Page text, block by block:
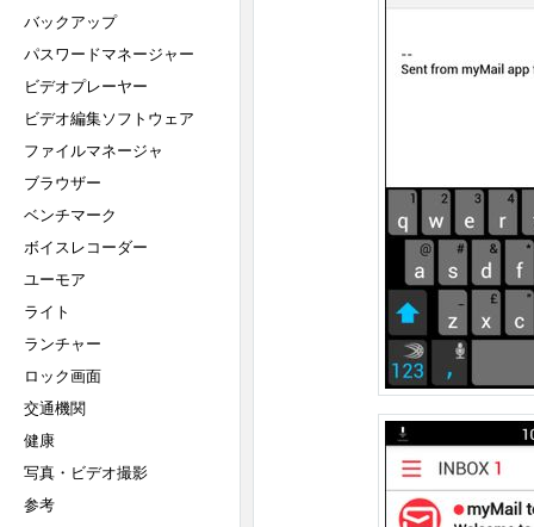
バックアップ
パスワードマネージャー
ビデオプレーヤー
ビデオ編集ソフトウェア
ファイルマネージャ
ブラウザー
ベンチマーク
ボイスレコーダー
ユーモア
ライト
ランチャー
ロック画面
交通機関
健康
写真・ビデオ撮影
参考